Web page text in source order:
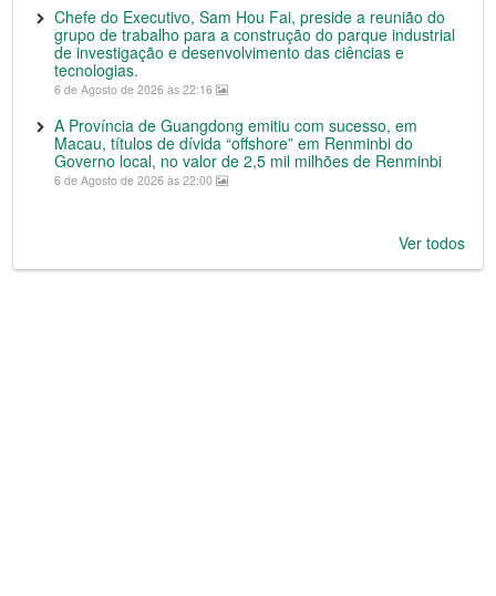
Chefe do Executivo, Sam Hou Fai, preside a reunião do
grupo de trabalho para a construção do parque industrial
de investigação e desenvolvimento das ciências e
tecnologias.
6 de Agosto de 2026 às 22:16
A Província de Guangdong emitiu com sucesso, em
Macau, títulos de dívida “offshore” em Renminbi do
Governo local, no valor de 2,5 mil milhões de Renminbi
6 de Agosto de 2026 às 22:00
Ver todos